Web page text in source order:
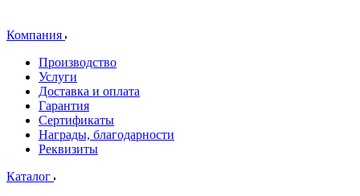
Компания
Производство
Услуги
Доставка и оплата
Гарантия
Сертификаты
Награды, благодарности
Реквизиты
Каталог